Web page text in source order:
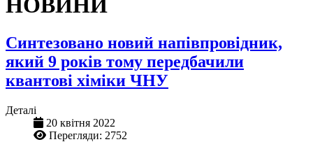
НОВИНИ
Синтезовано новий напівпровідник,
який 9 років тому передбачили
квантові хіміки ЧНУ
Деталі
20 квітня 2022
Перегляди: 2752